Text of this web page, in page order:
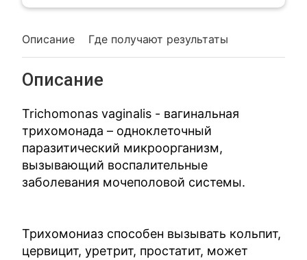
Описание Где получают результаты
Описание
Trichomonas vaginalis - вагинальная
трихомонада – одноклеточный
паразитический микроорганизм,
вызывающий воспалительные
заболевания мочеполовой системы.
Трихомониаз способен вызывать кольпит,
цервицит, уретрит, простатит, может